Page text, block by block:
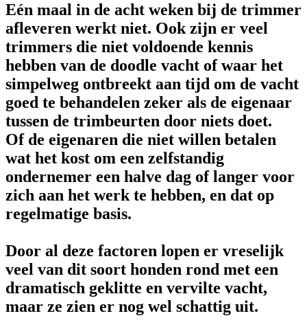
Eén maal in de acht weken bij de trimmer
afleveren werkt niet. Ook zijn er veel
trimmers die niet voldoende kennis
hebben van de doodle vacht of waar het
simpelweg ontbreekt aan tijd om de vacht
goed te behandelen zeker als de eigenaar
tussen de trimbeurten door niets doet.
Of de eigenaren die niet willen betalen
wat het kost om een zelfstandig
ondernemer een halve dag of langer voor
zich aan het werk te hebben, en dat op
regelmatige basis.
Door al deze factoren lopen er vreselijk
veel van dit soort honden rond met een
dramatisch geklitte en vervilte vacht,
maar ze zien er nog wel schattig uit.